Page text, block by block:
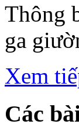
Thông
ga
Xem
Các